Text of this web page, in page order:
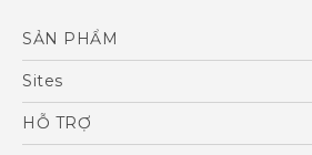
SẢN PHẨM
5G
Điện Thoại Thông Minh
VIVE
Sites
HTC Dev
HỖ TRỢ